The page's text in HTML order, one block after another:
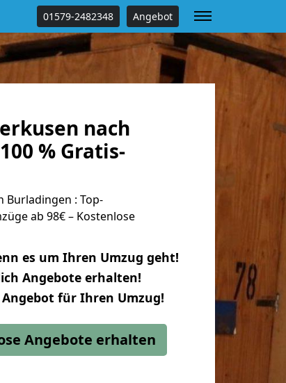
01579-2482348 Angebot
nach
% Gratis-
Burladingen : Top-
ab 98€ – Kostenlose
es um Ihren Umzug geht!
Angebote erhalten!
Angebot für Ihren Umzug!
Angebote erhalten